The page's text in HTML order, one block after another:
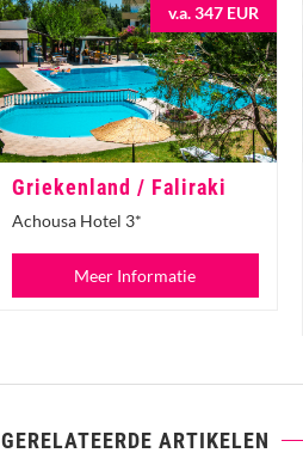
v.a. 347 EUR
Griekenland / Faliraki
Achousa Hotel 3*
Meer Informatie
GERELATEERDE ARTIKELEN